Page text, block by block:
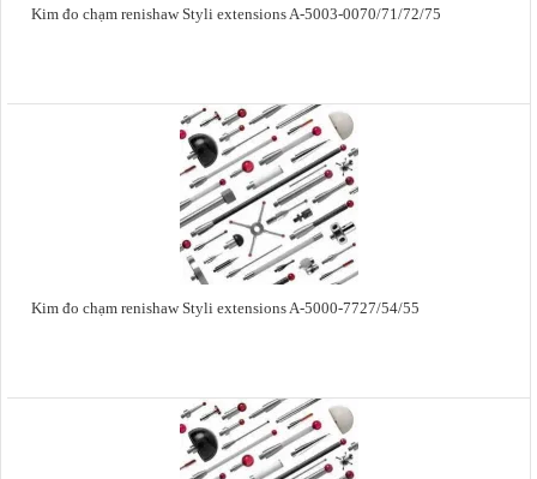
Kim đo chạm renishaw Styli extensions A-5003-0070/71/72/75
Kim đo chạm renishaw Styli extensions A-5000-7727/54/55